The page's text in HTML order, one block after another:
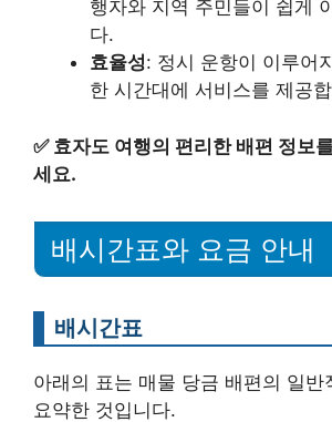
행자와 지역 주민들이 쉽게
다.
효율성: 정시 운항이 이루어
한 시간대에 서비스를 제공
✅ 효자도 여행의 편리한 배편 정보
세요.
배시간표와 요금 안내
배시간표
아래의 표는 매물 당금 배편의 일반
요약한 것입니다.